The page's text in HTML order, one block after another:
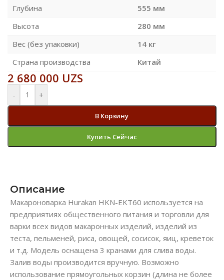
Глубина
555 мм
Высота
280 мм
Вес (без упаковки)
14 кг
Страна производства
Китай
2 680 000 UZS
- +
В Корзину
Купить Сейчас
Описание
Макароноварка Hurakan HKN-EKT60 используется на
предприятиях общественного питания и торговли для
варки всех видов макаронных изделий, изделий из
теста, пельменей, риса, овощей, сосисок, яиц, креветок
и т.д. Модель оснащена 3 кранами для слива воды.
Залив воды производится вручную. Возможно
использование прямоугольных корзин (длина не более